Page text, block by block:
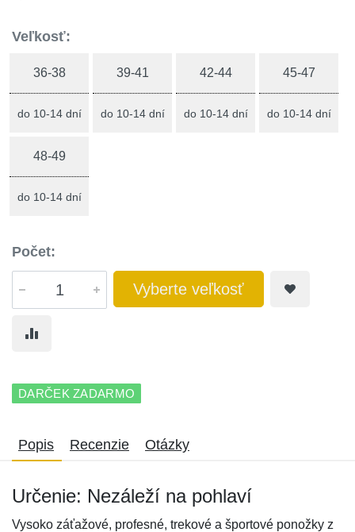
Veľkosť:
36-38
do 10-14 dní
39-41
do 10-14 dní
42-44
do 10-14 dní
45-47
do 10-14 dní
48-49
do 10-14 dní
Počet:
Vyberte veľkosť
DARČEK ZADARMO
Popis Recenzie Otázky
Určenie: Nezáleží na pohlaví
Vysoko záťažové, profesné, trekové a športové ponožky z